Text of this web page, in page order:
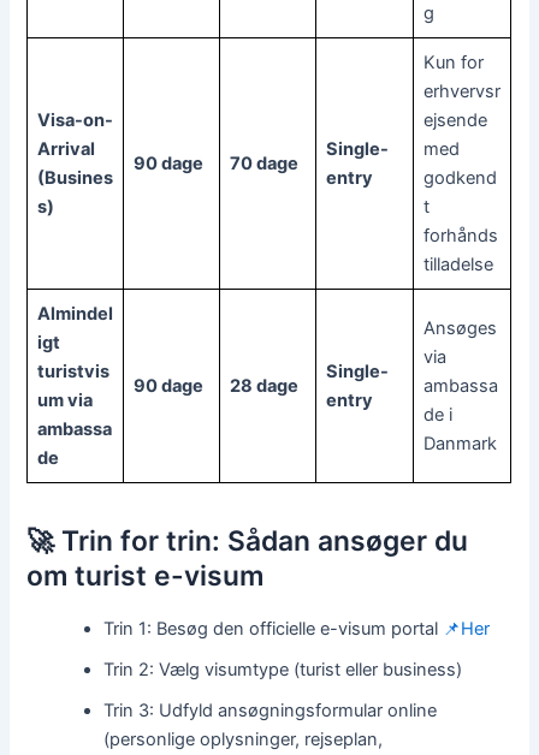
g
Visa-on-
Arrival
(Busines
s)
90 dage 70 dage
Single-
entry
Kun for
erhvervsr
ejsende
med
godkend
t
forhånds
tilladelse
Almindel
igt
turistvis
um via
ambassa
de
90 dage 28 dage
Single-
entry
Ansøges
via
ambassa
de i
Danmark
🚀 Trin for trin: Sådan ansøger du
om turist e-visum
Trin 1: Besøg den officielle e-visum portal 📌Her
Trin 2: Vælg visumtype (turist eller business)
Trin 3: Udfyld ansøgningsformular online
(personlige oplysninger, rejseplan,